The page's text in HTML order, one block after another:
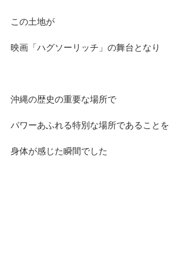
この土地が
映画「ハグソーリッチ」の舞台となり
沖縄の歴史の重要な場所で
パワーあふれる特別な場所であることを
身体が感じた瞬間でした